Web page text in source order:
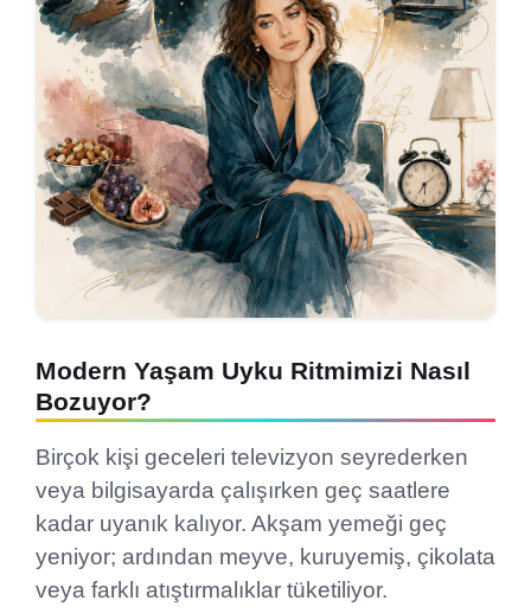
Modern Yaşam Uyku Ritmimizi Nasıl
Bozuyor?
Birçok kişi geceleri televizyon seyrederken
veya bilgisayarda çalışırken geç saatlere
kadar uyanık kalıyor. Akşam yemeği geç
yeniyor; ardından meyve, kuruyemiş, çikolata
veya farklı atıştırmalıklar tüketiliyor.